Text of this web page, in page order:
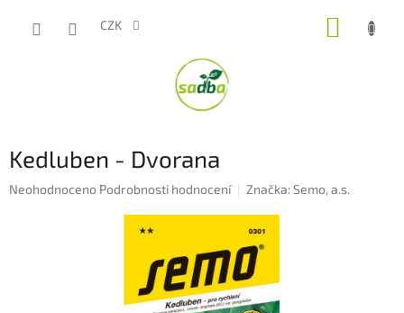
CZK
Kedluben - Dvorana
Průměrné
Neohodnoceno Podrobnosti hodnocení Značka:Semo, a.s.